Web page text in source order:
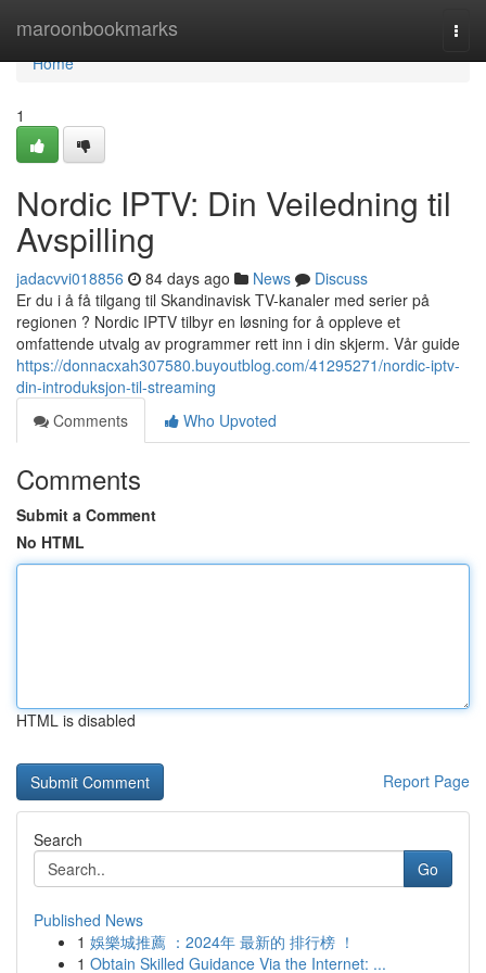
maroonbookmarks
Home
Home
1
Nordic IPTV: Din Veiledning til
Avspilling
jadacvvi018856 84 days ago News
Discuss
Er du i å få tilgang til Skandinavisk TV-kanaler med serier på
regionen ? Nordic IPTV tilbyr en løsning for å oppleve et
omfattende utvalg av programmer rett inn i din skjerm. Vår guide
https://donnacxah307580.buyoutblog.com/41295271/nordic-iptv-
din-introduksjon-til-streaming
Comments
Who Upvoted
Comments
Submit a Comment
No HTML
HTML is disabled
Report Page
Search
Go
Published News
1 娛樂城推薦 ：2024年 最新的 排行榜 ！
1 Obtain Skilled Guidance Via the Internet: ...